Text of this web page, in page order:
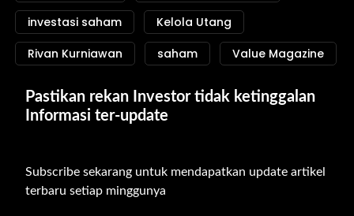
investasi saham
Kelola Utang
Rivan Kurniawan
saham Value Magazine
Pastikan rekan Investor tidak ketinggalan
Informasi ter-update
Subscribe sekarang untuk mendapatkan update artikel
terbaru setiap minggunya